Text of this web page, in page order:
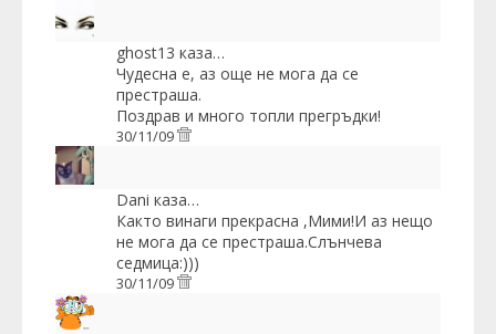
ghost13 каза…
Чудесна е, аз още не мога да се
престраша.
Поздрав и много топли прегръдки!
30/11/09
Dani каза…
Както винаги прекрасна ,Мими!И аз нещо
не мога да се престраша.Слънчева
седмица:)))
30/11/09